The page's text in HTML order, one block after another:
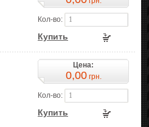
Кол-во:
Купить
Цена:
0,00грн.
Кол-во:
Купить